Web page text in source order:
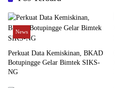
News
Perkuat Data Kemiskinan, BKAD
Botupingge Gelar Bimtek SIKS-
NG